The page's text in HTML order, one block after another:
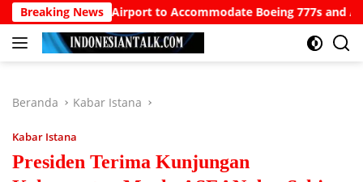
Langsung
ke
konten
Breaking News
North Bali Airport to Accommodate Boeing 777s and Airbus
Beranda Kabar Istana
Kabar Istana
Presiden Terima Kunjungan